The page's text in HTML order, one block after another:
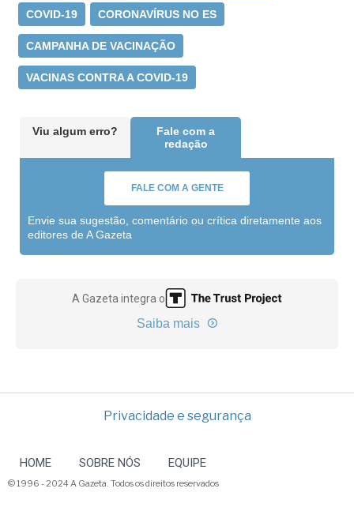
COVID-19 CORONAVÍRUS NO ES
CAMPANHA DE VACINAÇÃO
VACINAS CONTRA A COVID-19
Viu algum erro?
Fale com a
redação
FALE COM A GENTE
Envie sua sugestão, comentário ou crítica diretamente aos
editores de A Gazeta
A Gazeta integra o
Saiba mais
Privacidade e segurança
HOME SOBRE NÓS EQUIPE
© 1996 - 2024 A Gazeta. Todos os direitos reservados